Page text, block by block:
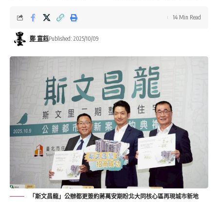
鄭 富鈺Published: 2025/10/09
14 Min Read
「斯文昌龍」公辦都更簽約蔣萬安期盼北大同核心區再現城市新地